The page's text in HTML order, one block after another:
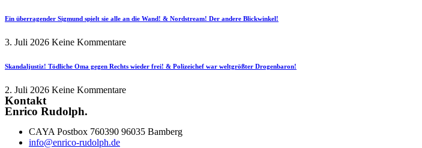
Ein überragender Sigmund spielt sie alle an die Wand! & Nordstream! Der andere Blickwinkel!
3. Juli 2026 Keine Kommentare
Skandaljustiz! Tödliche Oma gegen Rechts wieder frei! & Polizeichef war weltgrößter Drogenbaron!
2. Juli 2026 Keine Kommentare
Kontakt
Enrico Rudolph.
CAYA Postbox 760390 96035 Bamberg
info@enrico-rudolph.de